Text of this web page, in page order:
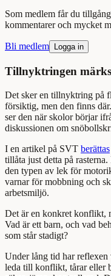
Som medlem får du
kommentarer och mycket
Bli medlem Logga in
Tillnyktringen
Det sker en tillnyktring på
försiktig, men den finns
ser den när skolor börjar
diskussionen om
I en artikel på SVT berättas
tillåta just detta på
den typen av lek för
varnar för mobbning och
arbetsmiljö.
Det är en konkret konflikt,
Vad är ett barn, och vad
som står stadigt?
Under lång tid har reflexen
leda till konflikt, tårar eller